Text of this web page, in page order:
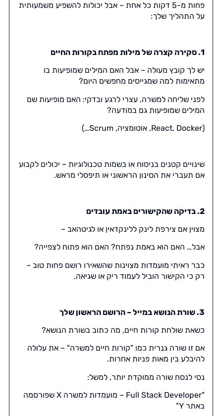
פחות מ-5 דקות כל אחת – אבל יכולות להשפיע משמעותית
על התהליך שלך:
1. סקירה קצרה של מילות מפתח בקורות החיים
יש לך קובץ מעולה – אבל האם המילים שמופיעות בו
מתאימות למה שמגייסים מחפשים היום?
לפני שליחה למשרה, עצרי לרגע ובדקי: האם מופיעות שם
המילים שמופיעות גם במודעה?
(React, Docker, אוטומציה, Scrum…)
שינויים קטנים בניסוח או בשמות טכנולוגיות – יכולים לקבוע
אם תעברי את הסינון הראשוני או תיפסלי מראש.
2. בדיקה שהקישורים באמת עובדים
מצוין אם צירפת לינק ללינקדאין או לגיטהאב –
אבל… האם הוא באמת נפתח? האם הוא פתוח לצפייה?
כבר ראיתי מועמדות מצוינות שהשאירו רושם פחות טוב –
רק כי הקישור הוביל לעמוד ריק או שגיאה.
3. שורת הנושא במייל – הרושם הראשון שלך
כשאת שולחת קורות חיים, מה כתוב בשורת הנושא?
אם זו שורה גנרית כמו "קורות חיים למשרה" – את עלולה
להיבלע בין מאות פניות אחרות.
נסי לנסח שורה ממוקדת יותר, למשל:
"Full Stack Developer – מועמדות למשרה X שפורסמה
באתר Y"